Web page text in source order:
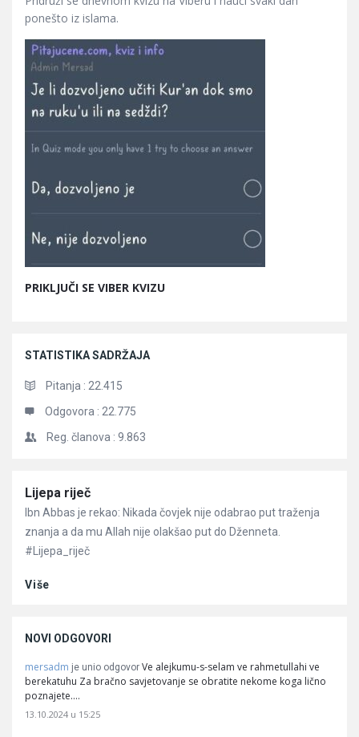
ponešto iz islama.
PRIKLJUČI SE VIBER KVIZU
STATISTIKA SADRŽAJA
Pitanja : 22.415
Odgovora : 22.775
Reg. članova : 9.863
Članci
Lijepa riječ
Ibn Abbas je rekao: Nikada čovjek nije odabrao put traženja
znanja a da mu Allah nije olakšao put do Dženneta.
#Lijepa_riječ
Više
NOVI ODGOVORI
mersadm je unio odgovor Ve alejkumu-s-selam ve rahmetullahi ve
berekatuhu Za bračno savjetovanje se obratite nekome koga lično
poznajete.…
13.10.2024 u 15:25